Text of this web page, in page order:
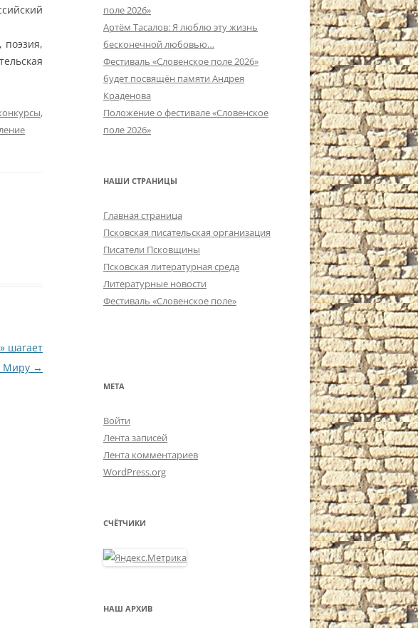
поэзия,
,
шагает
Миру →
поле 2026»
Артём Тасалов: Я люблю эту жизнь
бесконечной любовью…
Фестиваль «Словенское поле 2026»
будет посвящён памяти Андрея
Краденова
Положение о фестивале «Словенское
поле 2026»
НАШИ СТРАНИЦЫ
Главная страница
Псковская писательская организация
Писатели Псковщины
Псковская литературная среда
Литературные новости
Фестиваль «Словенское поле»
МЕТА
Войти
Лента записей
Лента комментариев
WordPress.org
СЧЁТЧИКИ
НАШ АРХИВ